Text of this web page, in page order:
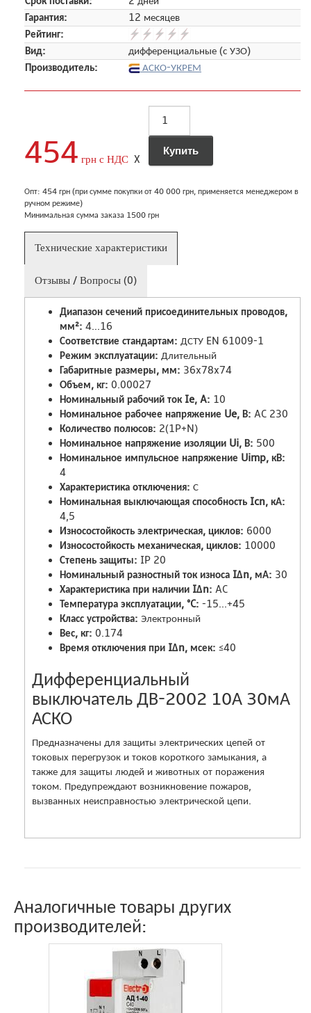
Гарантия:
12 месяцев
Рейтинг:
Вид:
дифференциальные (с УЗО)
Производитель:
АСКО-УКРЕМ
454 грн с НДС X
Опт: 454 грн (при сумме покупки от 40 000 грн, применяется менеджером в
ручном режиме)
Минимальная сумма заказа 1500 грн
Технические характеристики
Отзывы / Вопросы (0)
Диапазон сечений присоединительных проводов,
мм²: 4...16
Соответствие стандартам: ДСТУ EN 61009-1
Режим эксплуатации: Длительный
Габаритные размеры, мм: 36x78x74
Объем, кг: 0.00027
Номинальный рабочий ток Ie, A: 10
Номинальное рабочее напряжение Ue, В: AC 230
Количество полюсов: 2(1P+N)
Номинальное напряжение изоляции Ui, В: 500
Номинальное импульсное напряжение Uimp, кВ:
4
Характеристика отключения: С
Номинальная выключающая способность Icn, кА:
4,5
Износостойкость электрическая, циклов: 6000
Износостойкость механическая, циклов: 10000
Степень защиты: IP 20
Номинальный разностный ток износа IΔn, мА: 30
Характеристика при наличии IΔn: AC
Температура эксплуатации, °C: -15...+45
Класс устройства: Электронный
Вес, кг: 0.174
Время отключения при IΔn, мсек: ≤40
Дифференциальный
выключатель ДВ-2002 10А 30мА
АСКО
Предназначены для защиты электрических цепей от
токовых перегрузок и токов короткого замыкания, а
также для защиты людей и животных от поражения
током. Предупреждают возникновение пожаров,
вызванных неисправностью электрической цепи.
Аналогичные товары других
производителей: